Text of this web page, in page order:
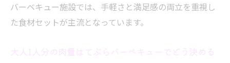
バーベキュー施設では、手軽さと満足感の両立を重視し
た食材セットが主流となっています。